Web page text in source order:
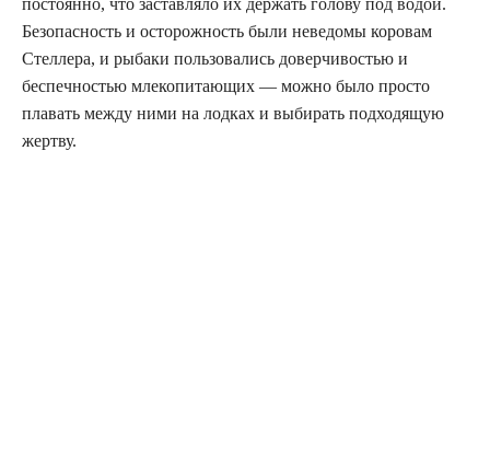
Безопасность и осторожность были неведомы коровам
Стеллера, и рыбаки пользовались доверчивостью и
беспечностью млекопитающих — можно было просто
плавать между ними на лодках и выбирать подходящую
жертву.